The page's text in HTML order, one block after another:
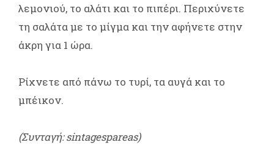
λεμονιού, το αλάτι και το πιπέρι. Περιχύνετε
τη σαλάτα με το μίγμα και την αφήνετε στην
άκρη για 1 ώρα.
Ρίχνετε από πάνω το τυρί, τα αυγά και το
μπέικον.
(Συνταγή: sintagespareas)